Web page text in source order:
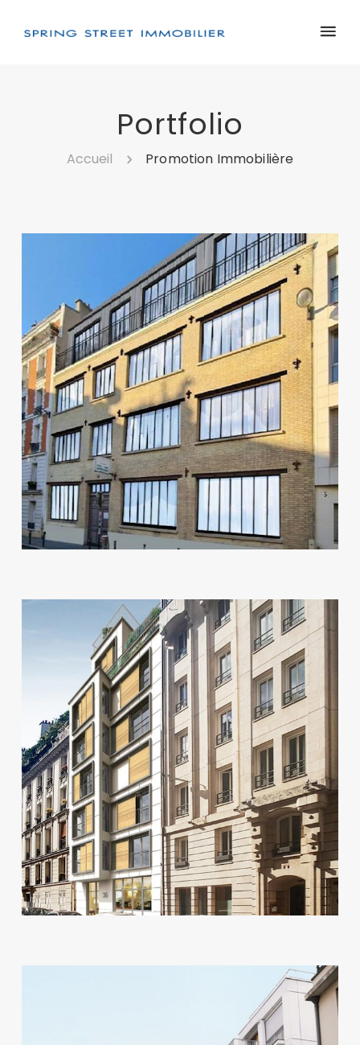
Portfolio
Accueil Promotion Immobilière